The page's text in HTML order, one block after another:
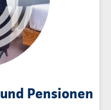
Pensionen